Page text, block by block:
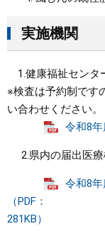
実施機関
1.健康福祉センタ
※検査は予約制です
い合わせください。​
令和8年
2.県内の届
令和8年
（PDF：
281KB）